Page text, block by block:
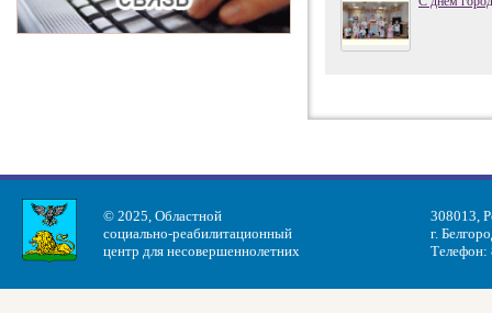
© 2025, Областной
социально-реабилитационный
центр для несовершеннолетних
308013,
г.